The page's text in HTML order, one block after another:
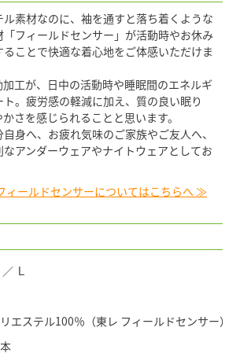
素材なのに、袖を通すと落ち着くような
フィールドセンサー」が活動時やお休み
ことで快適な着心地をご体感いただけま
工が、日中の活動時や睡眠間のエネルギ
。疲労感の軽減に加え、質の良い眠り
さを感じられることと思います。
身へ、お疲れ気味のご家族やご友人へ、
アンダーウェアやナイトウェアとしてお
ィールドセンサーについてはこちらへ ≫
／ Ｌ
エステル100％（東レ フィールドセンサー